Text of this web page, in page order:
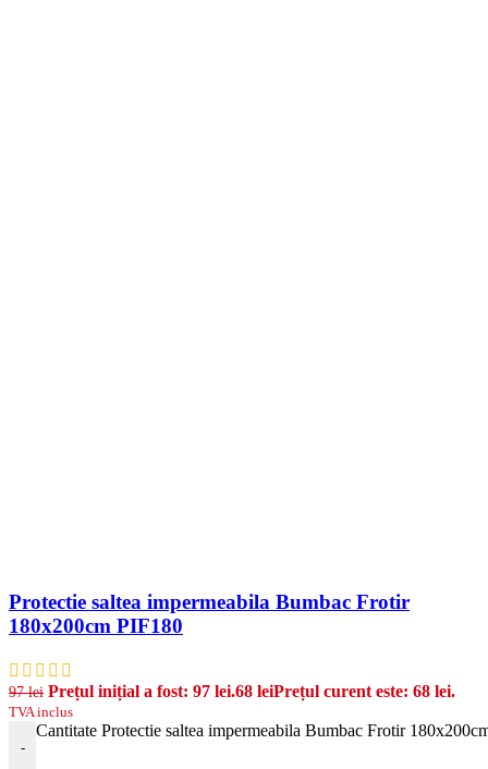
Protectie saltea impermeabila Bumbac Frotir
180x200cm PIF180
97lei Prețul inițial a fost: 97 lei.68 leiPrețul curent este: 68 lei.
TVA inclus
-
Cantitate Protectie saltea impermeabila Bumbac Frotir